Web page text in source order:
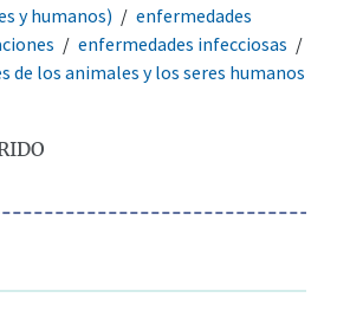
y humanos)
enfermedades
enfermedades infecciosas
de los animales y los seres humanos